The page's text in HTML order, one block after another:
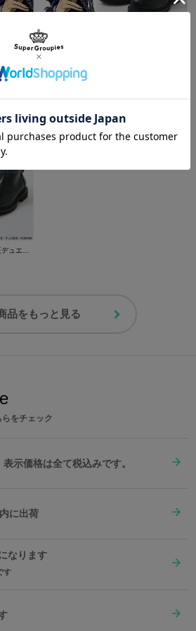
¥22,990
品をもっと見る
をチェック
示価格は全て税込みです。
に出荷
なります
す